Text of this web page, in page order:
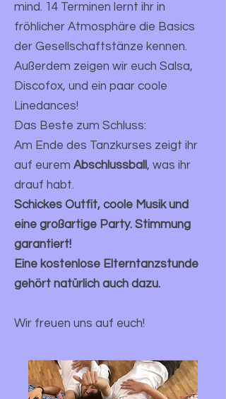
mind. 14 Terminen lernt ihr in
fröhlicher Atmosphäre die Basics
der Gesellschaftstänze kennen.
Außerdem zeigen wir euch Salsa,
Discofox, und ein paar coole
Linedances!
Das Beste zum Schluss:
Am Ende des Tanzkurses zeigt ihr
auf eurem Abschlussball , was ihr
drauf habt.
Schickes Outfit, coole Musik und
eine großartige Party. Stimmung
garantiert!
Eine kostenlose Elterntanzstunde
gehört natürlich auch dazu.
Wir freuen uns auf euch!